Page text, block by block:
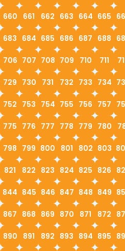
660 661 662 663 664 665
683 684 685 686 687 688
706 707 708 709 710 711
729 730 731 732 733 734
752 753 754 755 756 757
775 776 777 778 779 780
798 799 800 801 802 803
821 822 823 824 825 826
844 845 846 847 848 849
867 868 869 870 871 872
890 891 892 893 894 895